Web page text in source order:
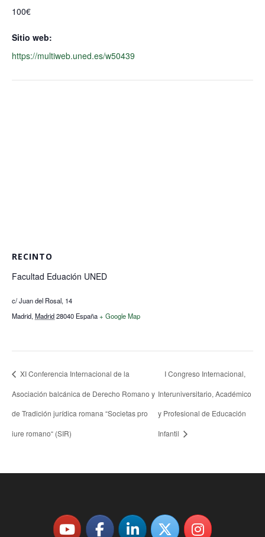
100€
Sitio web:
https://multiweb.uned.es/w50439
RECINTO
Facultad Eduación UNED
c/ Juan del Rosal, 14
Madrid,Madrid28040 España+ Google Map
XI Conferencia Internacional de la
Asociación balcánica de Derecho Romano y
de Tradición jurídica romana “Societas pro
iure romano“ (SIR)
I Congreso Internacional,
Interuniversitario, Académico
y Profesional de Educación
Infantil